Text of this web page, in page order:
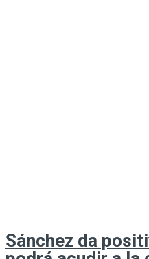
Sánchez da